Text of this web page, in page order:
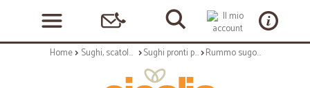
Home Sughi, scatolame e condimenti Sughi pronti per pasta Rummo sugo con basilico gr.340